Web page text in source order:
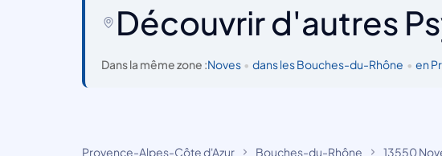
Découvrir d'autres
Dans la même zone :Noves • dans les Bouches-du-Rhône • en
Provence-Alpes-Côte d'Azur Bouches-du-Rhône 13550